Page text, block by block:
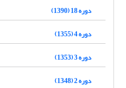
دوره 18 (1390)
دوره 4 (1355)
دوره 3 (1353)
دوره 2 (1348)